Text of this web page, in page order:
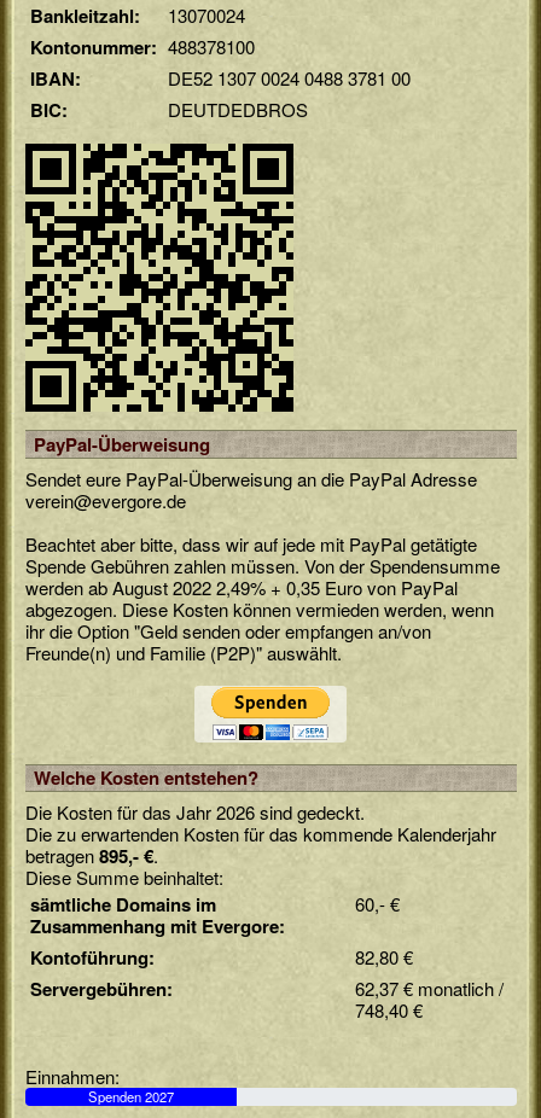
Bankleitzahl: 13070024
Kontonummer: 488378100
IBAN: DE52 1307 0024 0488 3781 00
BIC: DEUTDEDBROS
PayPal-Überweisung
Sendet eure PayPal-Überweisung an die PayPal Adresse
verein@evergore.de
Beachtet aber bitte, dass wir auf jede mit PayPal getätigte
Spende Gebühren zahlen müssen. Von der Spendensumme
werden ab August 2022 2,49% + 0,35 Euro von PayPal
abgezogen. Diese Kosten können vermieden werden, wenn
ihr die Option "Geld senden oder empfangen an/von
Freunde(n) und Familie (P2P)" auswählt.
Welche Kosten entstehen?
Die Kosten für das Jahr 2026 sind gedeckt.
Die zu erwartenden Kosten für das kommende Kalenderjahr
betragen895,- €.
Diese Summe beinhaltet:
sämtliche Domains im
Zusammenhang mit Evergore:
60,- €
Kontoführung: 82,80 €
Servergebühren:
62,37 € monatlich /
748,40 €
Einnahmen:
Spenden 2027